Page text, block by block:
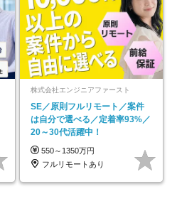
株式会社エンジニアファースト
SE／原則フルリモート／案件
は自分で選べる／定着率93%／
20～30代活躍中！
550～1350万円
フルリモートあり